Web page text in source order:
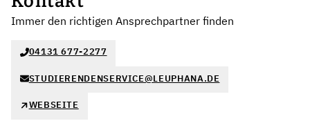
Immer den richtigen Ansprechpartner finden
04131 677-2277
STUDIERENDENSERVICE@LEUPHANA.DE
WEBSEITE